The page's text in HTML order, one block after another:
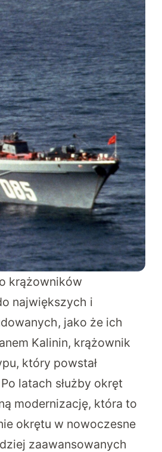
krążowników
największych i
jako że ich
Kalinin, krążownik
który powstał
latach służby okręt
modernizację, która to
okrętu w nowoczesne
zaawansowanych